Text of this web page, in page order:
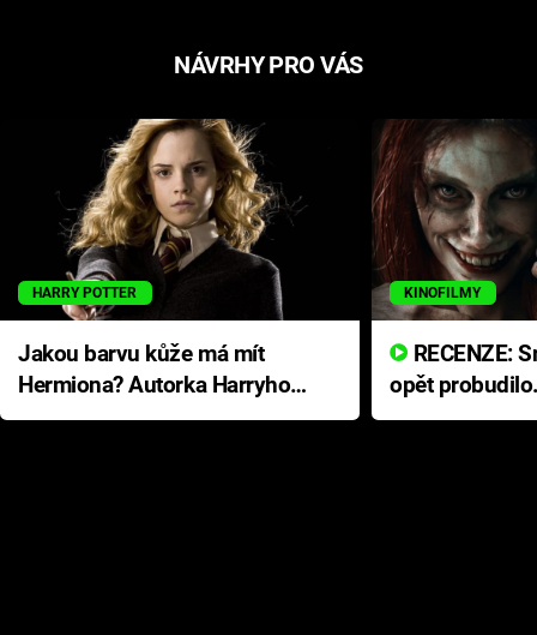
NÁVRHY PRO VÁS
HARRY POTTER
Jakou barvu kůže má mít
Hermiona? Autorka Harryho
Pottera přišla s ráznou
KINOFILMY
opět
přichází s